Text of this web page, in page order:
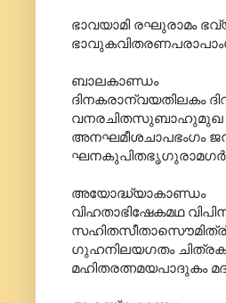
ഭാവയാമി രഘുരാമം
ബാലകാണ്ഡം
ദിനകരാന്വയതിലകം
വനരചിതസുബാഹുമുഖ
അനഘമീശചാപഭംഗം
അയോദ്ധ്യാകാണ്ഡം
വിഹതാഭിഷേകമഥ
ഗുഹനിലയഗതം
മഹിതരത്നമയപാദുകം